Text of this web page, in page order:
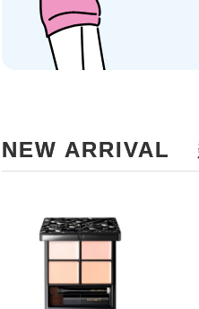
NEW ARRIVAL